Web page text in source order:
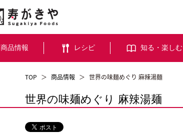
商品情報 レシピ 知る・楽しむ
TOP ＞ 商品情報 ＞ 世界の味麺めぐり 麻辣湯麺
世界の味麺めぐり 麻辣湯麺